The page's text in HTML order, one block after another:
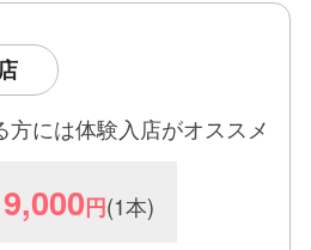
。自由出勤制で、完全日払
あり、無料駐車場完備と、働
ートしております。
人妻・主婦、大学生、そして
方には体験入店がオススメ
9,000円(1本)